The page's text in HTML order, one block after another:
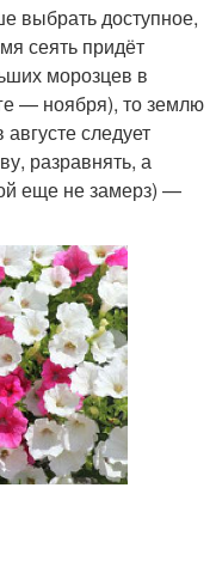
выбрать доступное,
сеять придёт
морозцев в
— ноября), то землю
следует
разравнять, а
еще не замерз) —